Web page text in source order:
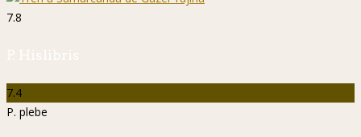
7.8
P. Hislibris
7.4
P. plebe